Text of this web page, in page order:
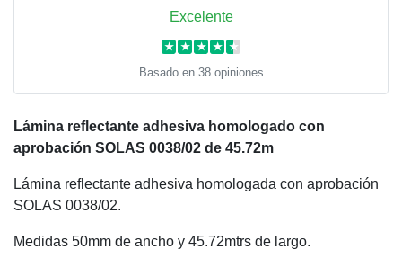
Excelente
★ ★ ★ ★ ★
Basado en 38 opiniones
Lámina reflectante adhesiva homologado con
aprobación SOLAS 0038/02 de 45.72m
Lámina reflectante adhesiva homologada con aprobación
SOLAS 0038/02.
Medidas 50mm de ancho y 45.72mtrs de largo.